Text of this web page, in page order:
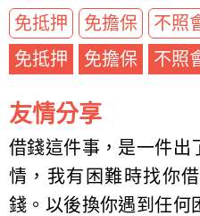
免抵押 免擔保 不照
免抵押
免擔保 不照
友情分享
借錢這件事，是一件出
情，我有困難時找你
錢。以後換你遇到任何